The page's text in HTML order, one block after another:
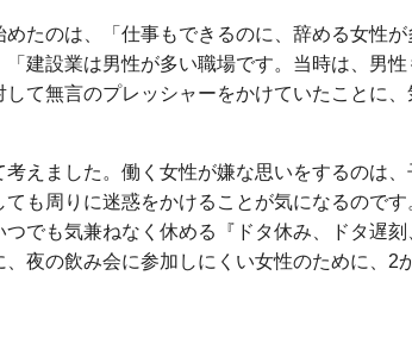
たのは、「仕事もできるのに、辞める女性
建設業は男性が多い職場です。当時は、男性
て無言のプレッシャーをかけていたことに
考えました。働く女性が嫌な思いをするのは
も周りに迷惑をかけることが気になるので
でも気兼ねなく休める『ドタ休み、ドタ遅
夜の飲み会に参加しにくい女性のために、2